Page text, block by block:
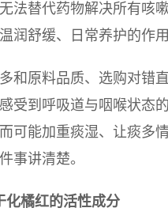
法替代药物解决所有咳
润舒缓、日常养护的作
和原料品质、选购对错
受到呼吸道与咽喉状态
可能加重痰湿、让痰多
事讲清楚。
化橘红的活性成分